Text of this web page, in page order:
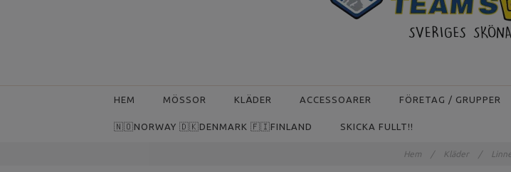
HEM MÖSSOR KLÄDER ACCESSOARER FÖRETAG / GRUPPER
🇳🇴NORWAY 🇩🇰DENMARK 🇫🇮FINLAND SKICKA FULLT!!
Hem / Kläder /